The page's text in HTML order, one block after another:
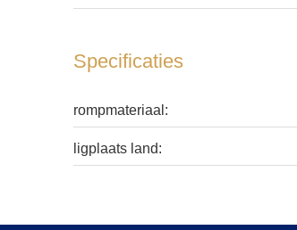
Specificaties
rompmateriaal:
ligplaats land: